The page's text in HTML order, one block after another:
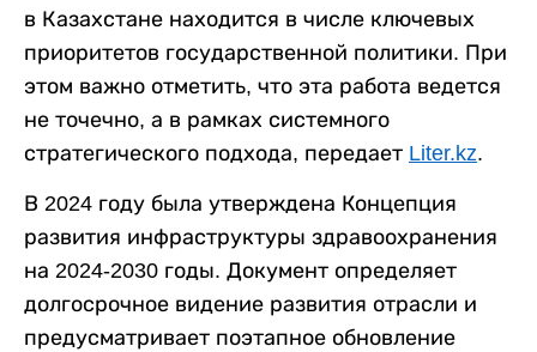
в Казахстане находится в числе ключевых
приоритетов государственной политики. При
этом важно отметить, что эта работа ведется
не точечно, а в рамках системного
стратегического подхода, передает Liter.kz.
В 2024 году была утверждена Концепция
развития инфраструктуры здравоохранения
на 2024-2030 годы. Документ определяет
долгосрочное видение развития отрасли и
предусматривает поэтапное обновление